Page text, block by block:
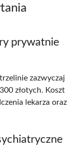
prywatnie
zazwyczaj
złotych. Koszt
lekarza oraz